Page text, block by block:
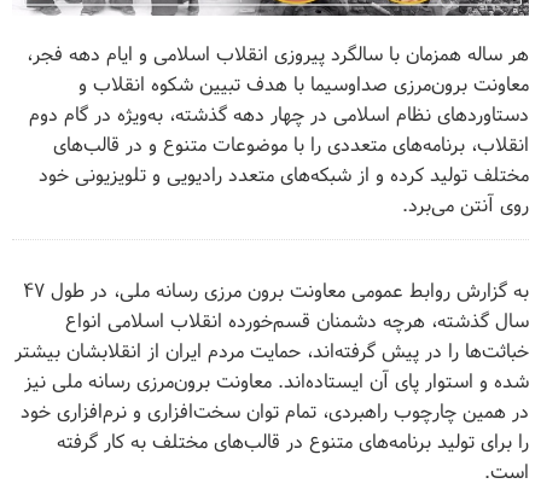
هر ساله همزمان با سالگرد پیروزی انقلاب اسلامی و ایام دهه فجر،
معاونت برون‌مرزی صداوسیما با هدف تبیین شکوه انقلاب و
دستاوردهای نظام اسلامی در چهار دهه گذشته، به‌ویژه در گام دوم
انقلاب، برنامه‌های متعددی را با موضوعات متنوع و در قالب‌های
مختلف تولید کرده و از شبکه‌های متعدد رادیویی و تلویزیونی خود
روی آنتن می‌برد.
به گزارش روابط عمومی معاونت برون مرزی رسانه ملی، در طول ۴۷
سال گذشته، هرچه دشمنان قسم‌خورده انقلاب اسلامی انواع
خباثت‌ها را در پیش گرفته‌اند، حمایت مردم ایران از انقلابشان بیشتر
شده و استوار پای آن ایستاده‌اند. معاونت برون‌مرزی رسانه ملی نیز
در همین چارچوب راهبردی، تمام توان سخت‌افزاری و نرم‌افزاری خود
را برای تولید برنامه‌های متنوع در قالب‌های مختلف به کار گرفته
است.